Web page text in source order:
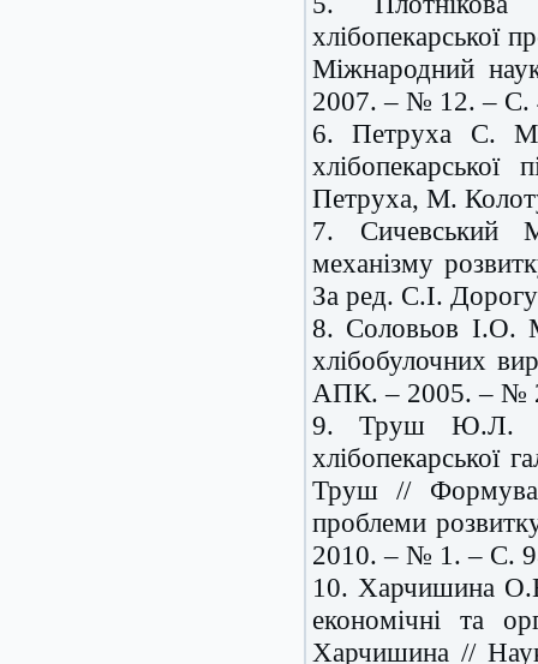
хлібопекарської
Міжнародний
2007. – № 12. – С.
6. Петруха С.
хлібопекарської
Петруха, М.
7. Сичевський
механізму
За ред. С.І.
8. Соловьов І.О.
хлібобулочних
АПК. – 2005. – №
9. Труш Ю.Л.
хлібопекарської
Труш //
проблеми
2010. – № 1. – С.
10. Харчишина
економічні та
Харчишина //